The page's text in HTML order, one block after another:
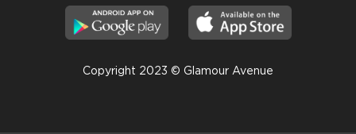
Copyright 2023 © Glamour Avenue